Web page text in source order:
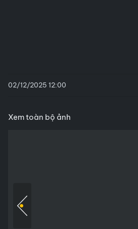
02/12/2025 12:00
Xem toàn bộ ảnh